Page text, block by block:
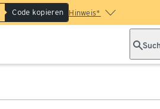
Code kopieren Hinweis*